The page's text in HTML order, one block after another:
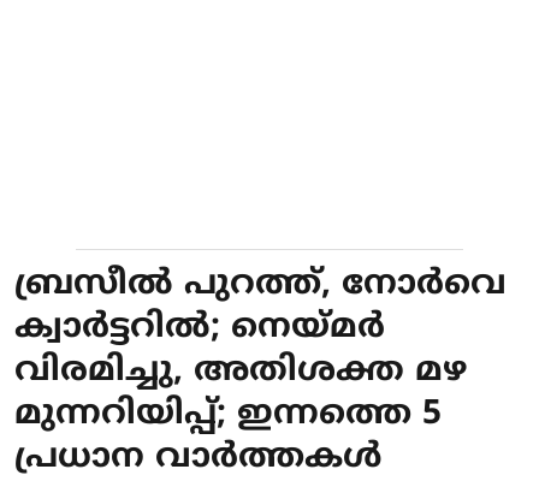
ബ്രസീല്‍ പുറത്ത്, നോര്‍വെ
ക്വാര്‍ട്ടറില്‍; നെയ്മര്‍
വിരമിച്ചു, അതിശക്ത മഴ
മുന്നറിയിപ്പ്; ഇന്നത്തെ 5
പ്രധാന വാര്‍ത്തകള്‍